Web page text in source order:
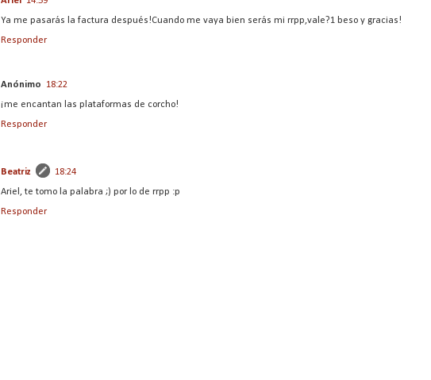
Ya me pasarás la factura después!Cuando me vaya bien serás mi rrpp,vale?1 beso y gracias!
Responder
Anónimo 18:22
¡me encantan las plataformas de corcho!
Responder
Beatriz 18:24
Ariel, te tomo la palabra ;) por lo de rrpp :p
Responder